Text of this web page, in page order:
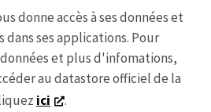
donne accès à ses données et
dans ses applications. Pour
et plus d'infomations,
au datastore officiel de la
ici .